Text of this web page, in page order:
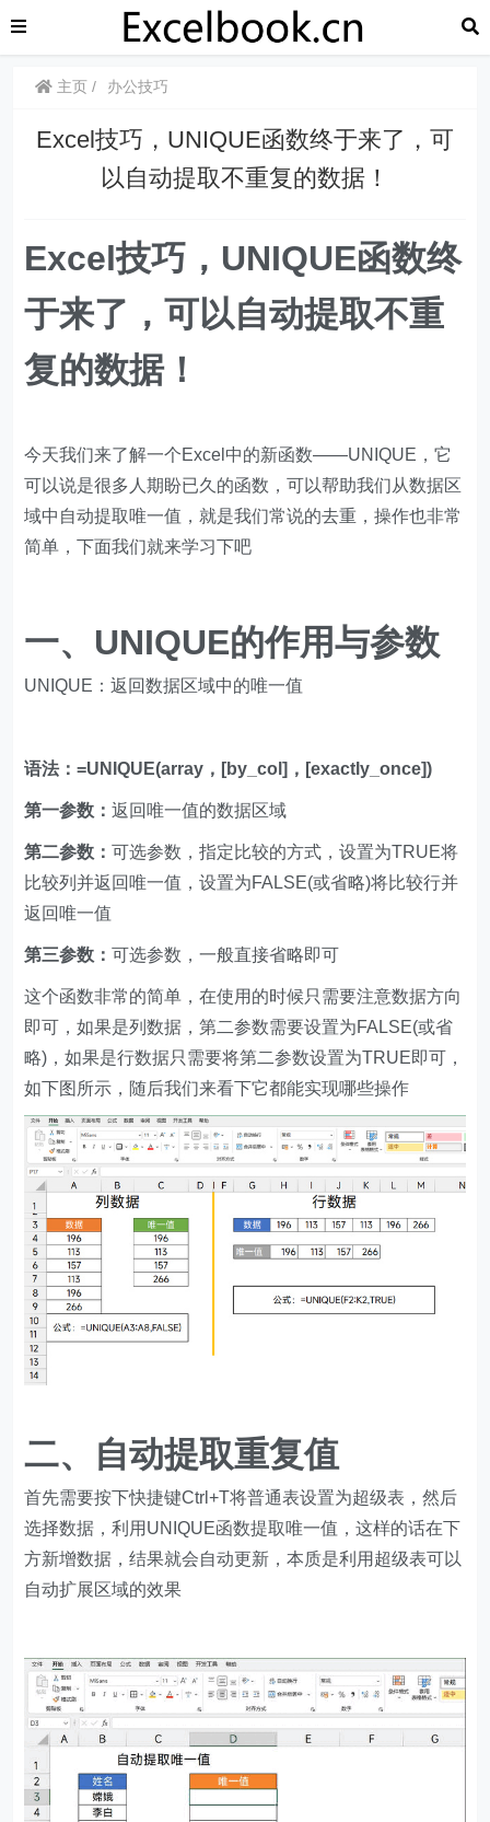
主页 办公技巧
​​Excel技巧，UNIQUE函数终于来了，可
以自动提取不重复的数据！
​​​​Excel技巧，UNIQUE函数终
于来了，可以自动提取不重
复的数据！
今天我们来了解一个Excel中的新函数——UNIQUE，它
可以说是很多人期盼已久的函数，可以帮助我们从数据区
域中自动提取唯一值，就是我们常说的去重，操作也非常
简单，下面我们就来学习下吧
一、UNIQUE的作用与参数
UNIQUE：返回数据区域中的唯一值
语法：=UNIQUE(array，[by_col]，[exactly_once])
第一参数：返回唯一值的数据区域
第二参数：可选参数，指定比较的方式，设置为TRUE将
比较列并返回唯一值，设置为FALSE(或省略)将比较行并
返回唯一值
第三参数：可选参数，一般直接省略即可
这个函数非常的简单，在使用的时候只需要注意数据方向
即可，如果是列数据，第二参数需要设置为FALSE(或省
略)，如果是行数据只需要将第二参数设置为TRUE即可，
如下图所示，随后我们来看下它都能实现哪些操作
二、自动提取重复值
首先需要按下快捷键Ctrl+T将普通表设置为超级表，然后
选择数据，利用UNIQUE函数提取唯一值，这样的话在下
方新增数据，结果就会自动更新，本质是利用超级表可以
自动扩展区域的效果